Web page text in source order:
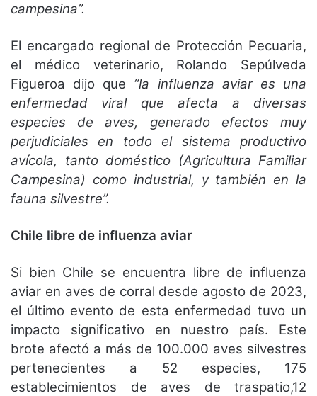
campesina”.
El encargado regional de Protección Pecuaria,
el médico veterinario, Rolando Sepúlveda
Figueroa dijo que “la influenza aviar es una
enfermedad viral que afecta a diversas
especies de aves, generado efectos muy
perjudiciales en todo el sistema productivo
avícola, tanto doméstico (Agricultura Familiar
Campesina) como industrial, y también en la
fauna silvestre”.
Chile libre de influenza aviar
Si bien Chile se encuentra libre de influenza
aviar en aves de corral desde agosto de 2023,
el último evento de esta enfermedad tuvo un
impacto significativo en nuestro país. Este
brote afectó a más de 100.000 aves silvestres
pertenecientes a 52 especies, 175
establecimientos de aves de traspatio,12